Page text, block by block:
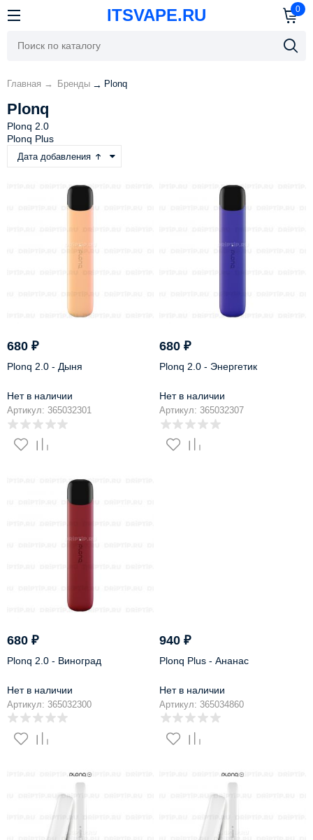
ITSVAPE.RU 0
Главная → Бренды → Plonq
Plonq
Plonq 2.0
Plonq Plus
Дата добавления
680 ₽
Plonq 2.0 - Дыня
Нет в наличии
Артикул: 365032301
680₽
Plonq 2.0 - Энергетик
Нет в наличии
Артикул: 365032307
680 ₽
Plonq 2.0 - Виноград
Нет в наличии
Артикул: 365032300
940₽
Plonq Plus - Ананас
Нет в наличии
Артикул: 365034860